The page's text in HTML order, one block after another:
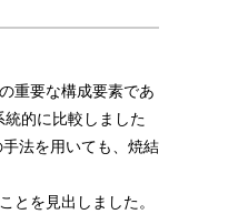
重要な構成要素であ
的に比較しました
法を用いても、焼結
とを見出しました。